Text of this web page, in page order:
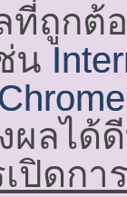
ที่ถูกต้
น
ผลได้
ปิดกา